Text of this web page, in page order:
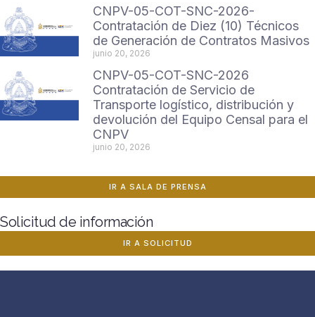
CNPV-05-COT-SNC-2026-
Contratación de Diez (10) Técnicos
de Generación de Contratos Masivos
junio 20, 2026
CNPV-05-COT-SNC-2026
Contratación de Servicio de
Transporte logístico, distribución y
devolución del Equipo Censal para el
CNPV
junio 20, 2026
IR A SALA DE PRENSA
Solicitud de información
IR A SOLICITUD